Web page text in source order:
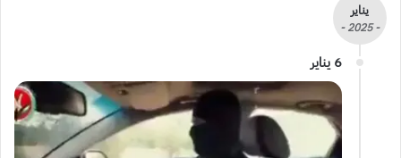
يناير
- 2025 -
6 يناير